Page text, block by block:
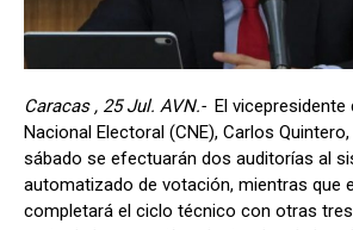
Caracas , 25 Jul. AVN.- El vicepresidente
Nacional Electoral (CNE), Carlos
sábado se efectuarán dos auditorías al
automatizado de votación, mientras que
completará el ciclo técnico con otras